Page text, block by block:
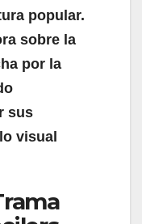
popular.
sobre la
por la
sus
visual